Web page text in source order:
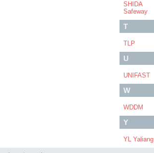
SHIDA
Safeway
T
TLP
U
UNIFAST
W
WDDM
Y
YL Yaliang